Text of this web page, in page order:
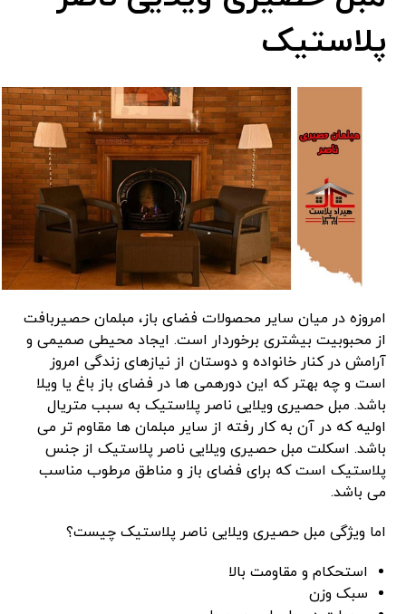
پلاستیک
امروزه در میان سایر محصولات فضای باز، مبلمان حصیربافت
از محبوبیت بیشتری برخوردار است. ایجاد محیطی صمیمی و
آرامش در کنار خانواده و دوستان از نیازهای زندگی امروز
است و چه بهتر که این دورهمی ها در فضای باز باغ یا ویلا
باشد. مبل حصیری ویلایی ناصر پلاستیک به سبب متریال
اولیه که در آن به کار رفته از سایر مبلمان ها مقاوم تر می
باشد. اسکلت مبل حصیری ویلایی ناصر پلاستیک از جنس
پلاستیک است که برای فضای باز و مناطق مرطوب مناسب
می باشد.
اما ویژگی مبل حصیری ویلایی ناصر پلاستیک چیست؟
استحکام و مقاومت بالا
سبک وزن